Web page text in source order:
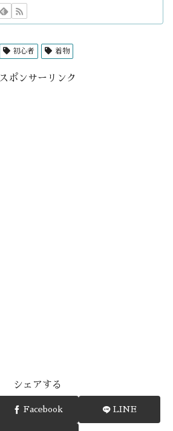
初心者 着物
スポンサーリンク
シェアする
Facebook LINE